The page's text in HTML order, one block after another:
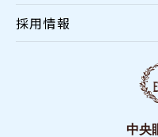
採用情報
中央